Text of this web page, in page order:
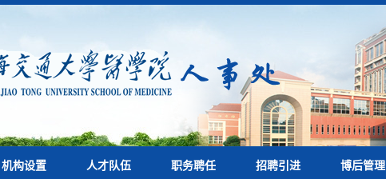
机构设置 人才队伍 职务聘任 招聘引进 博后管理